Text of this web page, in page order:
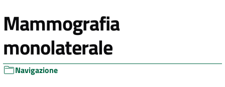
Mammografia
monolaterale
Navigazione